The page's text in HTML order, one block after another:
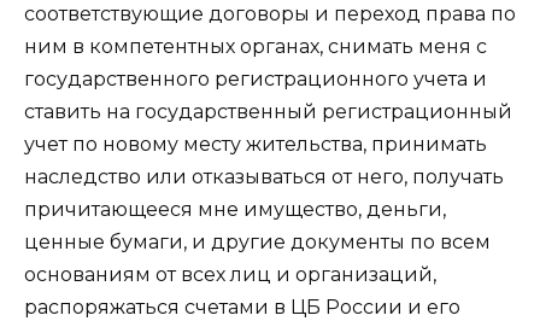
соответствующие договоры и переход права по
ним в компетентных органах, снимать меня с
государственного регистрационного учета и
ставить на государственный регистрационный
учет по новому месту жительства, принимать
наследство или отказываться от него, получать
причитающееся мне имущество, деньги,
ценные бумаги, и другие документы по всем
основаниям от всех лиц и организаций,
распоряжаться счетами в ЦБ России и его